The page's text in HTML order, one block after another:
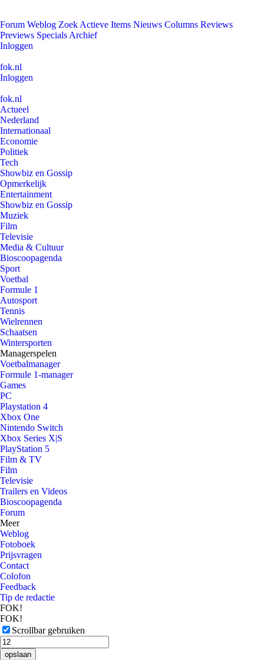
Forum Weblog Zoek Actieve Items Nieuws Columns Reviews
Previews Specials Archief
Inloggen
fok.nl
Inloggen
fok.nl
Actueel
Nederland
Internationaal
Economie
Politiek
Tech
Showbiz en Gossip
Opmerkelijk
Entertainment
Showbiz en Gossip
Muziek
Film
Televisie
Media & Cultuur
Bioscoopagenda
Sport
Voetbal
Formule 1
Autosport
Tennis
Wielrennen
Schaatsen
Wintersporten
Managerspelen
Voetbalmanager
Formule 1-manager
Games
PC
Playstation 4
Xbox One
Nintendo Switch
Xbox Series X|S
PlayStation 5
Film & TV
Film
Televisie
Trailers en Videos
Bioscoopagenda
Forum
Meer
Weblog
Fotoboek
Prijsvragen
Contact
Colofon
Feedback
Tip de redactie
FOK!
FOK!
Scrollbar gebruiken
opslaan